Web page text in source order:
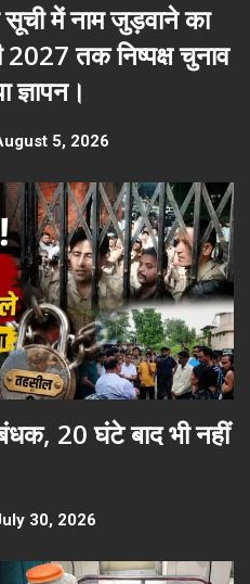
सूची में नाम जुड़वाने का
2027 तक निष्पक्ष चुनाव
ज्ञापन।
5, 2026
20 घंटे बाद भी नहीं
30, 2026